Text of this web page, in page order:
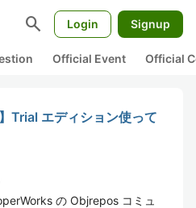
search Login Signup
Official Event Official
Trial エディション使って
の Objrepos コミュ